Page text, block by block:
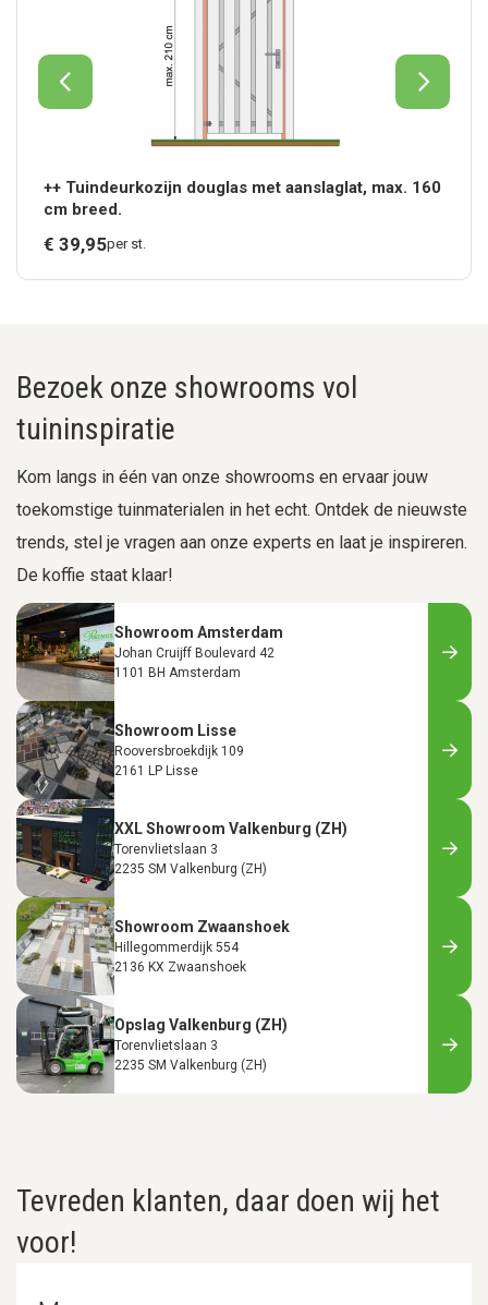
++ Tuindeurkozijn douglas met aanslaglat, max. 160
cm breed.
€ 39,95per st.
Bezoek onze showrooms vol
tuininspiratie
Kom langs in één van onze showrooms en ervaar jouw
toekomstige tuinmaterialen in het echt. Ontdek de nieuwste
trends, stel je vragen aan onze experts en laat je inspireren.
De koffie staat klaar!
Showroom Amsterdam
Johan Cruijff Boulevard 42
1101 BH Amsterdam
Showroom Lisse
Rooversbroekdijk 109
2161 LP Lisse
XXL Showroom Valkenburg (ZH)
Torenvlietslaan 3
2235 SM Valkenburg (ZH)
Showroom Zwaanshoek
Hillegommerdijk 554
2136 KX Zwaanshoek
Opslag Valkenburg (ZH)
Torenvlietslaan 3
2235 SM Valkenburg (ZH)
Tevreden klanten, daar doen wij het
voor!